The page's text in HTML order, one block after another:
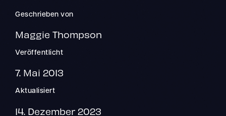
Geschrieben von
Maggie Thompson
Veröffentlicht
7. Mai 2013
Aktualisiert
14. Dezember 2023